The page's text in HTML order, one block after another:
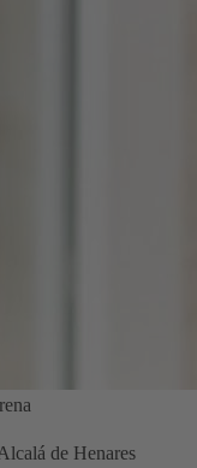
de Henares